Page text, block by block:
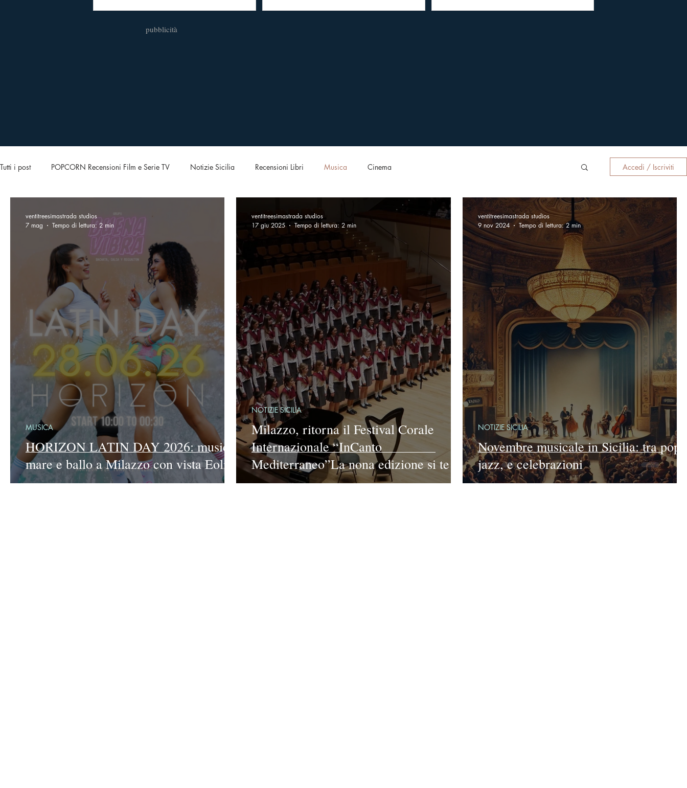
pubblicità
Tutti i post POPCORN Recensioni Film e Serie TV Notizie Sicilia Recensioni Libri Musica Cinema Accedi / Iscriviti
HORIZON LATIN DAY 2026: musica,
mare e ballo a Milazzo con vista Eolie
MUSICA
ventitreesimastrada studios
7 mag
Tempo di lettura: 2 min
Milazzo, ritorna il Festival Corale
Internazionale “InCanto
Mediterraneo”La nona edizione si terrà
dal 6 al 12 luglio nella suggestiva
NOTIZIE SICILIA
ventitreesimastrada studios
17 giu 2025
Tempo di lettura: 2 min
Novembre musicale in Sicilia: tra pop,
jazz, e celebrazioni
NOTIZIE SICILIA
ventitreesimastrada studios
9 nov 2024
Tempo di lettura: 2 min